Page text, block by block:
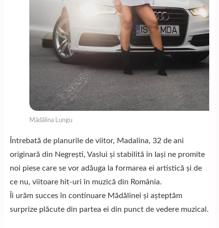
Mădălina Lungu
Întrebată de planurile de viitor, Madalina, 32 de ani
originară din Negrești, Vaslui și stabilită în Iași ne promite
noi piese care se vor adăuga la formarea ei artistică și de
ce nu, viitoare hit-uri în muzică din România.
Îi urăm succes în continuare Mădălinei și așteptăm
surprize plăcute din partea ei din punct de vedere muzical.